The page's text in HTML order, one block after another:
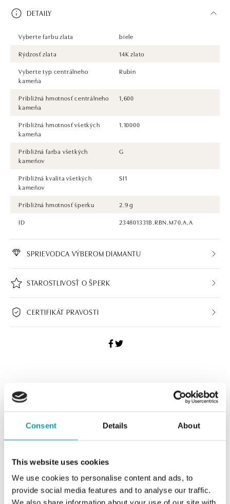
Consent Details About
This website uses cookies
We use cookies to personalise content and ads, to
provide social media features and to analyse our traffic.
DETAILY
Vyberte farbu zlata
biele
Rýdzosť zlata
14K zlato
Vyberte typ centrálneho
kameňa
Rubín
Približná hmotnosť centrálneho
kameňa
1,600
Približná hmotnosť všetkých
kameňa
1.10000
Približná farba všetkých
kameňov
G
Približná kvalita všetkých
kameňov
SI1
Približná hmotnosť šperku
2.9 g
ID
234801331B.RBN.M70.A.A
SPRIEVODCA VÝBEROM DIAMANTU
STAROSTLIVOSŤ O ŠPERK
CERTIFIKÁT PRAVOSTI
Navštívte naše butiky